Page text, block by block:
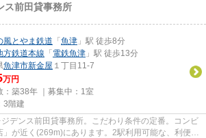
ス前田貸事務所
風とやま鉄道 「 魚津 」駅 徒歩8分
方鉄道本線 「 電鉄魚津 」駅 徒歩13分
魚津市新金屋 １丁目11-7
万円
：築38年 ｜募集中： 1室
3階建
デンス前田貸事務所。こだわり条件の定番。コンビ
」が近く(269m)にあります。2駅利用可能な、利便性